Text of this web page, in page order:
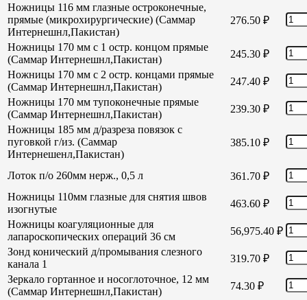
Ножницы 116 мм глазные остроконечные,
прямые (микрохирургические) (Саммар
Интернешнл,Пакистан)
276.50 ₽
Ножницы 170 мм с 1 остр. концом прямые
(Саммар Интернешнл,Пакистан)
245.30 ₽
Ножницы 170 мм с 2 остр. концами прямые
(Саммар Интернешнл,Пакистан)
247.40 ₽
Ножницы 170 мм тупоконечные прямые
(Саммар Интернешнл,Пакистан)
239.30 ₽
Ножницы 185 мм д/разреза повязок с
пуговкой г/из. (Саммар
Интернешенл,Пакистан)
385.10 ₽
Лоток п/о 260мм нерж., 0,5 л 361.70 ₽
Ножницы 110мм глазные для снятия швов
изогнутые
463.60 ₽
Ножницы коагуляционные для
лапароскопических операций 36 см
56,975.40 ₽
Зонд конический д/промывания слезного
канала 1
319.70 ₽
Зеркало гортанное и носоглоточное, 12 мм
(Саммар Интернешнл,Пакистан)
74.30 ₽